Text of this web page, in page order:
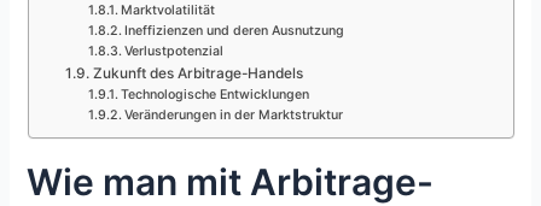
Marktvolatilität
Ineffizienzen und deren Ausnutzung
Verlustpotenzial
Zukunft des Arbitrage-Handels
Technologische Entwicklungen
Veränderungen in der Marktstruktur
Wie man mit Arbitrage-